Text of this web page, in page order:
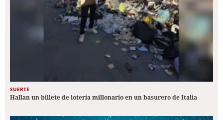
SUERTE
Hallan un billete de lotería millonario en un basurero de Italia